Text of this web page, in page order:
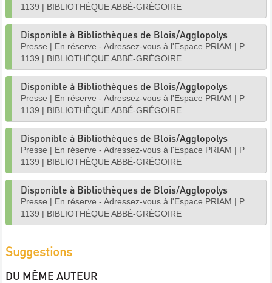
1139 | BIBLIOTHÈQUE ABBÉ-GRÉGOIRE
Disponible à Bibliothèques de Blois/Agglopolys
Presse | En réserve - Adressez-vous à l'Espace PRIAM | P
1139 | BIBLIOTHÈQUE ABBÉ-GRÉGOIRE
Disponible à Bibliothèques de Blois/Agglopolys
Presse | En réserve - Adressez-vous à l'Espace PRIAM | P
1139 | BIBLIOTHÈQUE ABBÉ-GRÉGOIRE
Disponible à Bibliothèques de Blois/Agglopolys
Presse | En réserve - Adressez-vous à l'Espace PRIAM | P
1139 | BIBLIOTHÈQUE ABBÉ-GRÉGOIRE
Disponible à Bibliothèques de Blois/Agglopolys
Presse | En réserve - Adressez-vous à l'Espace PRIAM | P
1139 | BIBLIOTHÈQUE ABBÉ-GRÉGOIRE
Suggestions
DU MÊME AUTEUR